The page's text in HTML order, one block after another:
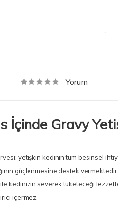
Yorum
İçinde Gravy
yetişkin kedinin tüm besinsel
güçlenmesine destek vermektedir.
kedinizin severek tüketeceği
içermez.